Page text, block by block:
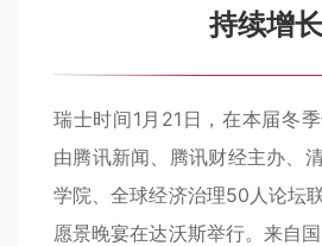
持续增长
瑞士时间1月21日，在本届冬
由腾讯新闻、腾讯财经主办、
学院、全球经济治理50人论坛
愿景晚宴在达沃斯举行。来自